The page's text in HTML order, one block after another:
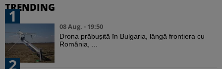
TRENDING
1
08 Aug. - 19:50
Drona prăbușită în Bulgaria, lângă frontiera cu
România, ...
2